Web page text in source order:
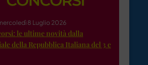
8 Luglio 2026
le ultime novità dalla
della Repubblica Italiana del 3 e